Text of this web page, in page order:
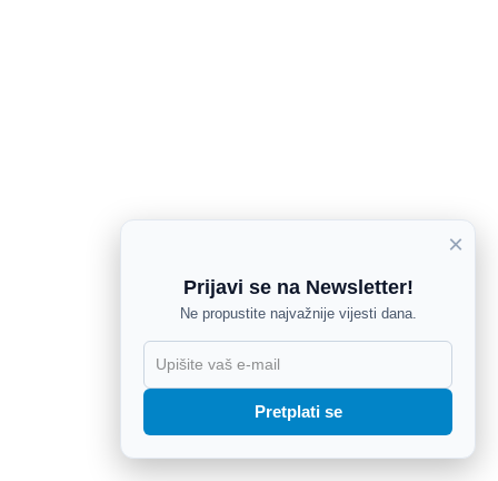
×
Prijavi se na Newsletter!
Ne propustite najvažnije vijesti dana.
Pretplati se